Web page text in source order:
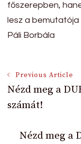
főszerepben,
lesz a bemutatója
Páli Borbála
Post
Previous Article
Nézd meg a
számát!
Nézd meg a